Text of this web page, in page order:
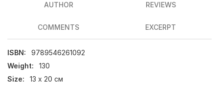
AUTHOR REVIEWS
COMMENTS EXCERPT
ISBN:
9789546261092
Weight:
130
Size:
13 х 20 см